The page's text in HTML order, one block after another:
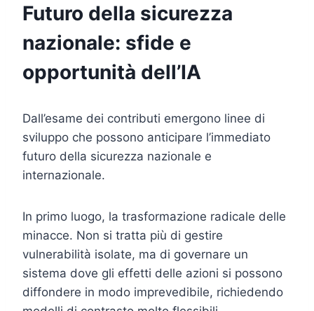
Futuro della sicurezza
nazionale: sfide e
opportunità dell’IA
Dall’esame dei contributi emergono linee di
sviluppo che possono anticipare l’immediato
futuro della sicurezza nazionale e
internazionale.
In primo luogo, la trasformazione radicale delle
minacce. Non si tratta più di gestire
vulnerabilità isolate, ma di governare un
sistema dove gli effetti delle azioni si possono
diffondere in modo imprevedibile, richiedendo